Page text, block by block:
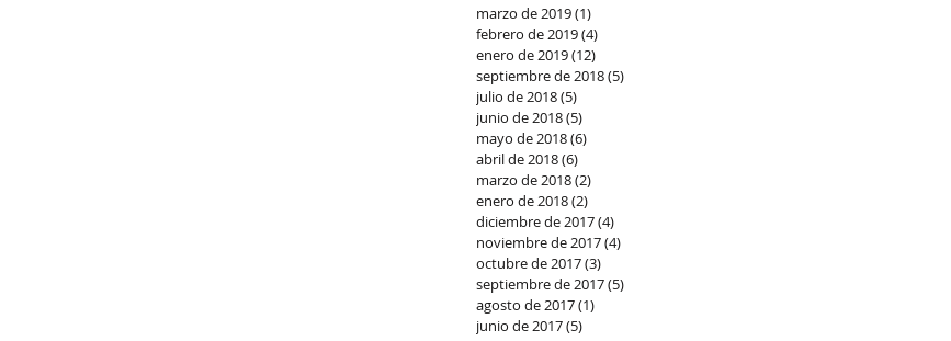
marzo de 2019(1)
febrero de 2019(4)
enero de 2019(12)
septiembre de 2018(5)
julio de 2018(5)
junio de 2018(5)
mayo de 2018(6)
abril de 2018(6)
marzo de 2018(2)
enero de 2018(2)
diciembre de 2017(4)
noviembre de 2017(4)
octubre de 2017(3)
septiembre de 2017(5)
agosto de 2017(1)
junio de 2017(5)